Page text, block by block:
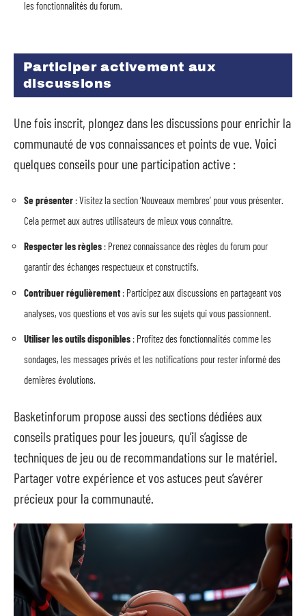
les fonctionnalités du forum.
Participer activement aux
discussions
Une fois inscrit, plongez dans les discussions pour enrichir la
communauté de vos connaissances et points de vue. Voici
quelques conseils pour une participation active :
Se présenter : Visitez la section ‘Nouveaux membres’ pour vous présenter.
Cela permet aux autres utilisateurs de mieux vous connaître.
Respecter les règles : Prenez connaissance des règles du forum pour
garantir des échanges respectueux et constructifs.
Contribuer régulièrement : Participez aux discussions en partageant vos
analyses, vos questions et vos avis sur les sujets qui vous passionnent.
Utiliser les outils disponibles : Profitez des fonctionnalités comme les
sondages, les messages privés et les notifications pour rester informé des
dernières évolutions.
Basketinforum propose aussi des sections dédiées aux
conseils pratiques pour les joueurs, qu’il s’agisse de
techniques de jeu ou de recommandations sur le matériel.
Partager votre expérience et vos astuces peut s’avérer
précieux pour la communauté.